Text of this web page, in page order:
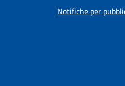
Notifiche per